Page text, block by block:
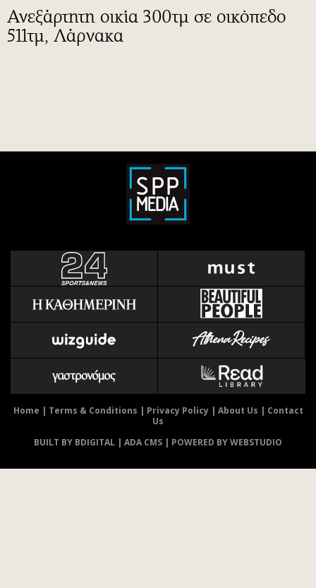
Ανεξάρτητη οικία 300τμ σε οικόπεδο
511τμ, Λάρνακα
Home | Terms & Conditions | Privacy Policy| About Us | Contact
Us
BUILT BY BDIGITAL | ADA CMS | POWERED BY WEBSTUDIO